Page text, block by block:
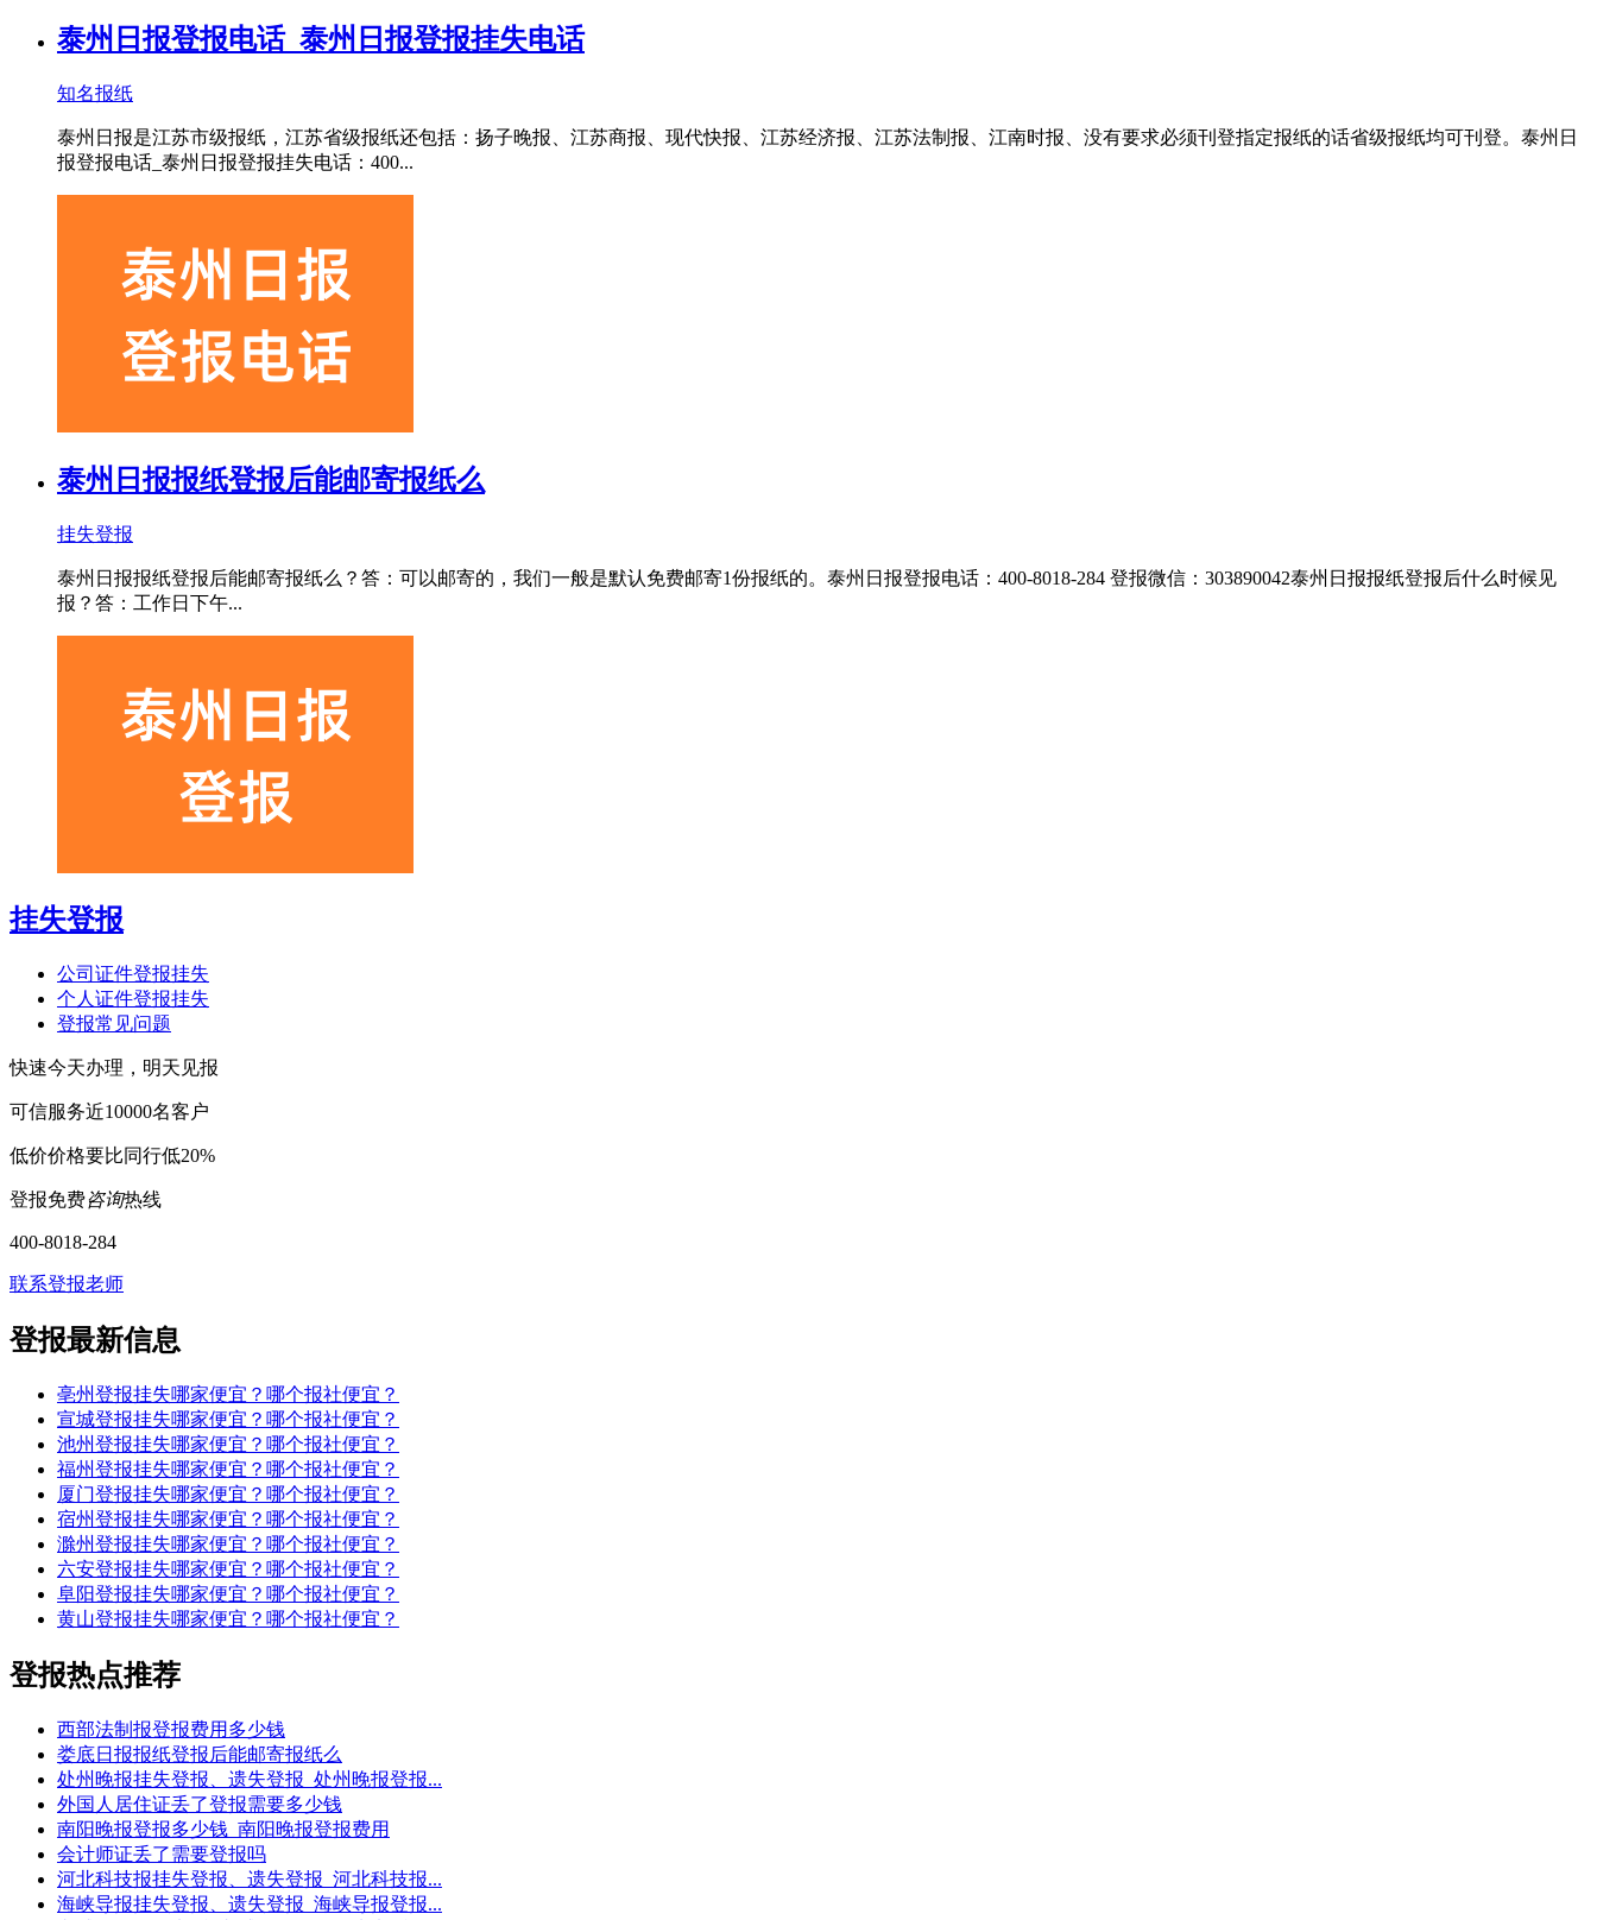
泰州日报登报电话_泰州日报登报挂失电话
知名报纸
泰州日报是江苏市级报纸，江苏省级报纸还包括：扬子晚报、江苏商报、现代快报、江苏经济报、江苏法制报、江南时报、没有要求必须刊登指定报纸的话省级报纸均可刊登。泰州日
报登报电话_泰州日报登报挂失电话：400...
泰州日报报纸登报后能邮寄报纸么
挂失登报
泰州日报报纸登报后能邮寄报纸么？答：可以邮寄的，我们一般是默认免费邮寄1份报纸的。泰州日报登报电话：400-8018-284 登报微信：303890042泰州日报报纸登报后什么时候见
报？答：工作日下午...
挂失登报
公司证件登报挂失
个人证件登报挂失
登报常见问题
快速今天办理，明天见报
可信服务近10000名客户
低价价格要比同行低20%
登报免费咨询热线
400-8018-284
联系登报老师
登报最新信息
亳州登报挂失哪家便宜？哪个报社便宜？
宣城登报挂失哪家便宜？哪个报社便宜？
池州登报挂失哪家便宜？哪个报社便宜？
福州登报挂失哪家便宜？哪个报社便宜？
厦门登报挂失哪家便宜？哪个报社便宜？
宿州登报挂失哪家便宜？哪个报社便宜？
滁州登报挂失哪家便宜？哪个报社便宜？
六安登报挂失哪家便宜？哪个报社便宜？
阜阳登报挂失哪家便宜？哪个报社便宜？
黄山登报挂失哪家便宜？哪个报社便宜？
登报热点推荐
西部法制报登报费用多少钱
娄底日报报纸登报后能邮寄报纸么
处州晚报挂失登报、遗失登报_处州晚报登报...
外国人居住证丢了登报需要多少钱
南阳晚报登报多少钱_南阳晚报登报费用
会计师证丢了需要登报吗
河北科技报挂失登报、遗失登报_河北科技报...
海峡导报挂失登报、遗失登报_海峡导报登报...